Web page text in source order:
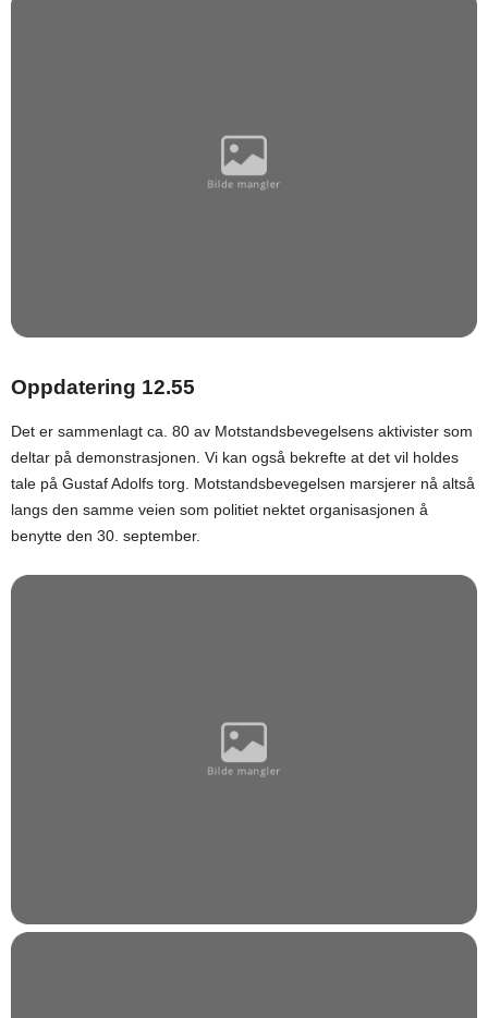
Oppdatering 12.55
Det er sammenlagt ca. 80 av Motstandsbevegelsens aktivister som
deltar på demonstrasjonen. Vi kan også bekrefte at det vil holdes
tale på Gustaf Adolfs torg. Motstandsbevegelsen marsjerer nå altså
langs den samme veien som politiet nektet organisasjonen å
benytte den 30. september.